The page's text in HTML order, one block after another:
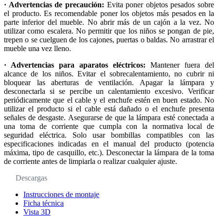
· Advertencias de precaución: Evita poner objetos pesados sobre
el producto. Es recomendable poner los objetos más pesados en la
parte inferior del mueble. No abrir más de un cajón a la vez. No
utilizar como escalera. No permitir que los niños se pongan de pie,
trepen o se cuelguen de los cajones, puertas o baldas. No arrastrar el
mueble una vez lleno.
· Advertencias para aparatos eléctricos: Mantener fuera del
alcance de los niños. Evitar el sobrecalentamiento, no cubrir ni
bloquear las aberturas de ventilación. Apagar la lámpara y
desconectarla si se percibe un calentamiento excesivo. Verificar
periódicamente que el cable y el enchufe estén en buen estado. No
utilizar el producto si el cable está dañado o el enchufe presenta
señales de desgaste. Asegurarse de que la lámpara esté conectada a
una toma de corriente que cumpla con la normativa local de
seguridad eléctrica. Solo usar bombillas compatibles con las
especificaciones indicadas en el manual del producto (potencia
máxima, tipo de casquillo, etc.). Desconectar la lámpara de la toma
de corriente antes de limpiarla o realizar cualquier ajuste.
Descargas
Instrucciones de montaje
Ficha técnica
Vista 3D